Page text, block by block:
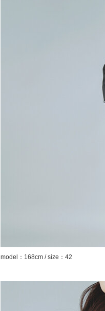
model：168cm / size：42